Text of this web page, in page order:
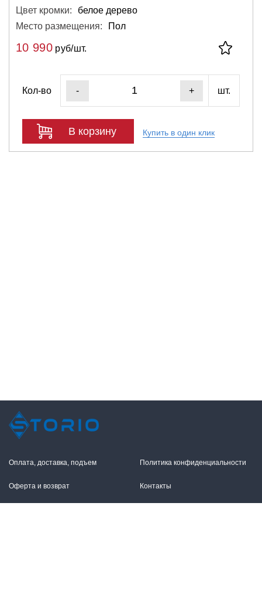
Цвет кромки:
белое дерево
Место размещения:
Пол
10 990руб/шт.
Кол-во - + шт.
В корзину Купить в один клик
Оплата, доставка, подъем
Оферта и возврат
Политика конфиденциальности
Контакты